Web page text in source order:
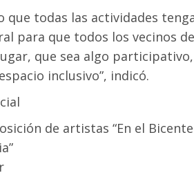
que todas las actividades
para que todos los vecinos
que sea algo
inclusivo”, indicó.
de artistas “En el